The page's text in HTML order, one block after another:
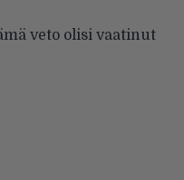
veto olisi vaatinut